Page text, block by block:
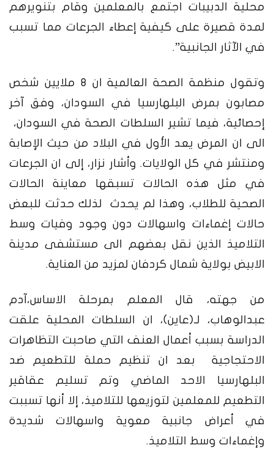
محلية الدبيبات اجتمع بالمعلمين وقام بتنويرهم
لمدة قصيرة على كيفية إعطاء الجرعات مما تسبب
في الآثار الجانبية”.
وتقول منظمة الصحة العالمية ان 8 ملايين شخص
مصابون بمرض البلهارسيا في السودان، وفق آخر
إحصائية، فيما تشير السلطات الصحة في السودان،
الى ان المرض يعد الأول في البلاد من حيث الإصابة
ومنتشر في كل الولايات. وأشار نزار، إلى ان الجرعات
في مثل هذه الحالات تسبقها معاينة الحالات
الصحية للطلاب، وهذا لم يحدث لذلك حدثت للبعض
حالات إغماءات واسهالات دون وجود وفيات وسط
التلاميذ الذين نقل بعضهم الى مستشفى مدينة
الابيض بولاية شمال كردفان لمزيد من العناية.
من جهته، قال المعلم بمرحلة الاساس،آدم
عبدالوهاب، لـ(عاين)، ان السلطات المحلية علقت
الدراسة بسبب أعمال العنف التي صاحبت التظاهرات
الاحتجاجية بعد ان تنظيم حملة للتطعيم ضد
البلهارسيا الاحد الماضي وتم تسليم عقاقير
التطعيم للمعلمين لتوزيعها للتلاميذ، إلا أنها تسببت
في أعراض جانبية معوية واسهالات شديدة
وإغماءات وسط التلاميذ.